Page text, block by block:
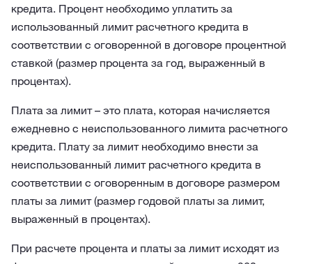
кредита. Процент необходимо уплатить за
использованный лимит расчетного кредита в
соответствии с оговоренной в договоре процентной
ставкой (размер процента за год, выраженный в
процентах).
Плата за лимит – это плата, которая начисляется
ежедневно с неиспользованного лимита расчетного
кредита. Плату за лимит необходимо внести за
неиспользованный лимит расчетного кредита в
соответствии с оговоренным в договоре размером
платы за лимит (размер годовой платы за лимит,
выраженный в процентах).
При расчете процента и платы за лимит исходят из